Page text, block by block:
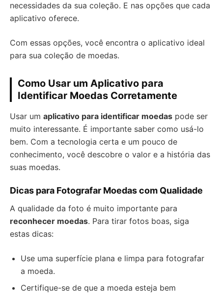
necessidades da sua coleção. E nas opções que cada
aplicativo oferece.
Com essas opções, você encontra o aplicativo ideal
para sua coleção de moedas.
Como Usar um Aplicativo para
Identificar Moedas Corretamente
Usar um aplicativo para identificar moedas pode ser
muito interessante. É importante saber como usá-lo
bem. Com a tecnologia certa e um pouco de
conhecimento, você descobre o valor e a história das
suas moedas.
Dicas para Fotografar Moedas com Qualidade
A qualidade da foto é muito importante para
reconhecer moedas. Para tirar fotos boas, siga
estas dicas:
Use uma superfície plana e limpa para fotografar
a moeda.
Certifique-se de que a moeda esteja bem